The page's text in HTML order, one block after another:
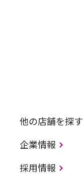
他の店舗を探す
企業情報
採用情報